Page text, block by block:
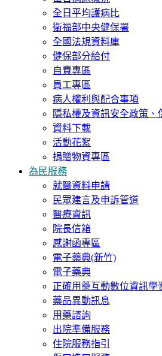
全日平均護病比
衛福部中央健保署
全國法規資料庫
健保部分給付
自費專區
員工專區
病人權利與配合事項
隱私權及資訊安全政策、
資料下載
活動花絮
捐贈物資專區
為民服務
就醫資料申請
民眾建言及申訴管道
醫療資訊
院長信箱
感謝函專區
電子藥典(新竹)
電子藥典
正確用藥互動數位資訊學
藥品異動訊息
用藥諮詢
出院準備服務
住院服務指引